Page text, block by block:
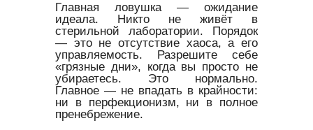
Главная ловушка — ожидание
идеала. Никто не живёт в
стерильной лаборатории. Порядок
— это не отсутствие хаоса, а его
управляемость. Разрешите себе
«грязные дни», когда вы просто не
убираетесь. Это нормально.
Главное — не впадать в крайности:
ни в перфекционизм, ни в полное
пренебрежение.